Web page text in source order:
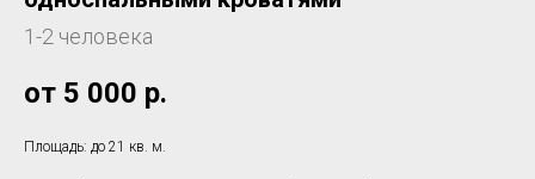
1-2 человека
от 5 000 р.
Площадь: до 21 кв. м.